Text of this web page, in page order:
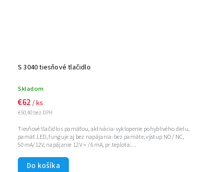
S 3040 tiesňové tlačidlo
Skladom
€50,40 bez DPH
€62 / ks
Do košíka
Tiesňové tlačidlo s pamäťou, aktivácia-vyklopenie pohyblivého dielu,
pamäť.LED, funguje aj bez napájania-bez pamäte, výstup NO / NC,
50mA/12V, napájanie 12V = / 6mA, pr.teplota:...